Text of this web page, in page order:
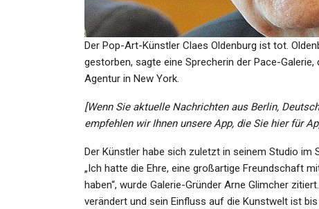
Der Pop-Art-Künstler Claes Oldenburg ist tot.
gestorben, sagte eine Sprecherin der Pace-
Agentur in New York.
[Wenn Sie aktuelle Nachrichten aus Berlin,
empfehlen wir Ihnen unsere App, die Sie hier für
Der Künstler habe sich zuletzt in seinem Studio im
„Ich hatte die Ehre, eine großartige Freundschaft
haben“, wurde Galerie-Gründer Arne Glimcher
verändert und sein Einfluss auf die Kunstwelt ist bis
Rundfunk-
Berlin: Witz Und Schrecken
Nov 1, 2022
KULTUR
„Die Heilige Johanna Der
Schlachthöfe“ Am Berliner
Ensemble:…